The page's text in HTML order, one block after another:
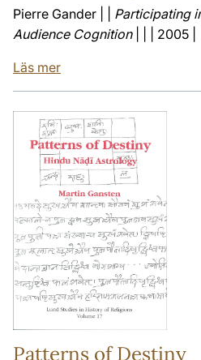
Pierre Gander | | Participating
Audience Cognition| | | 2005 |
Läs mer
Patterns of Destiny